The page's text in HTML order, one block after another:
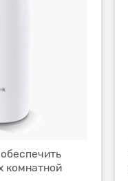
комнатной